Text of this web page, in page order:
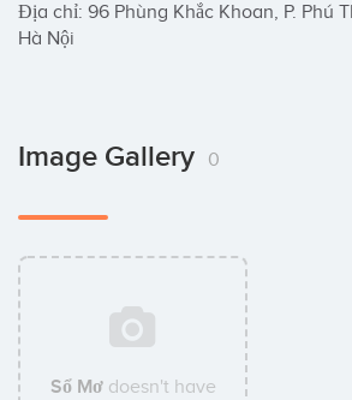
Địa chỉ: 96 Phùng Khắc Khoan, P. Phú
Hà Nội
Image Gallery 0
Sổ Mơdoesn't have